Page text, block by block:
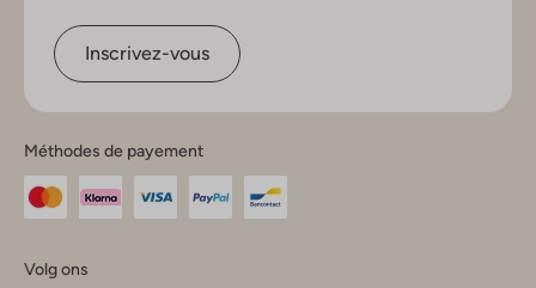
Inscrivez-vous
Méthodes de payement
Volg ons